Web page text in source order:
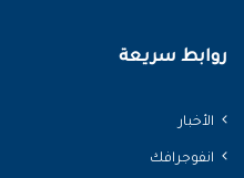
روابط سريعة
الأخبار
انفوجرافك